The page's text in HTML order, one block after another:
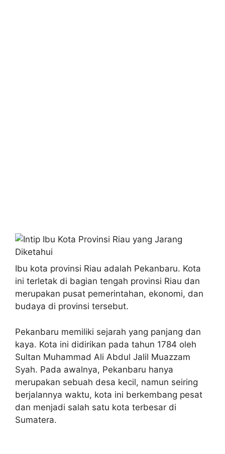
Ibu kota provinsi Riau adalah Pekanbaru. Kota
ini terletak di bagian tengah provinsi Riau dan
merupakan pusat pemerintahan, ekonomi, dan
budaya di provinsi tersebut.
Pekanbaru memiliki sejarah yang panjang dan
kaya. Kota ini didirikan pada tahun 1784 oleh
Sultan Muhammad Ali Abdul Jalil Muazzam
Syah. Pada awalnya, Pekanbaru hanya
merupakan sebuah desa kecil, namun seiring
berjalannya waktu, kota ini berkembang pesat
dan menjadi salah satu kota terbesar di
Sumatera.